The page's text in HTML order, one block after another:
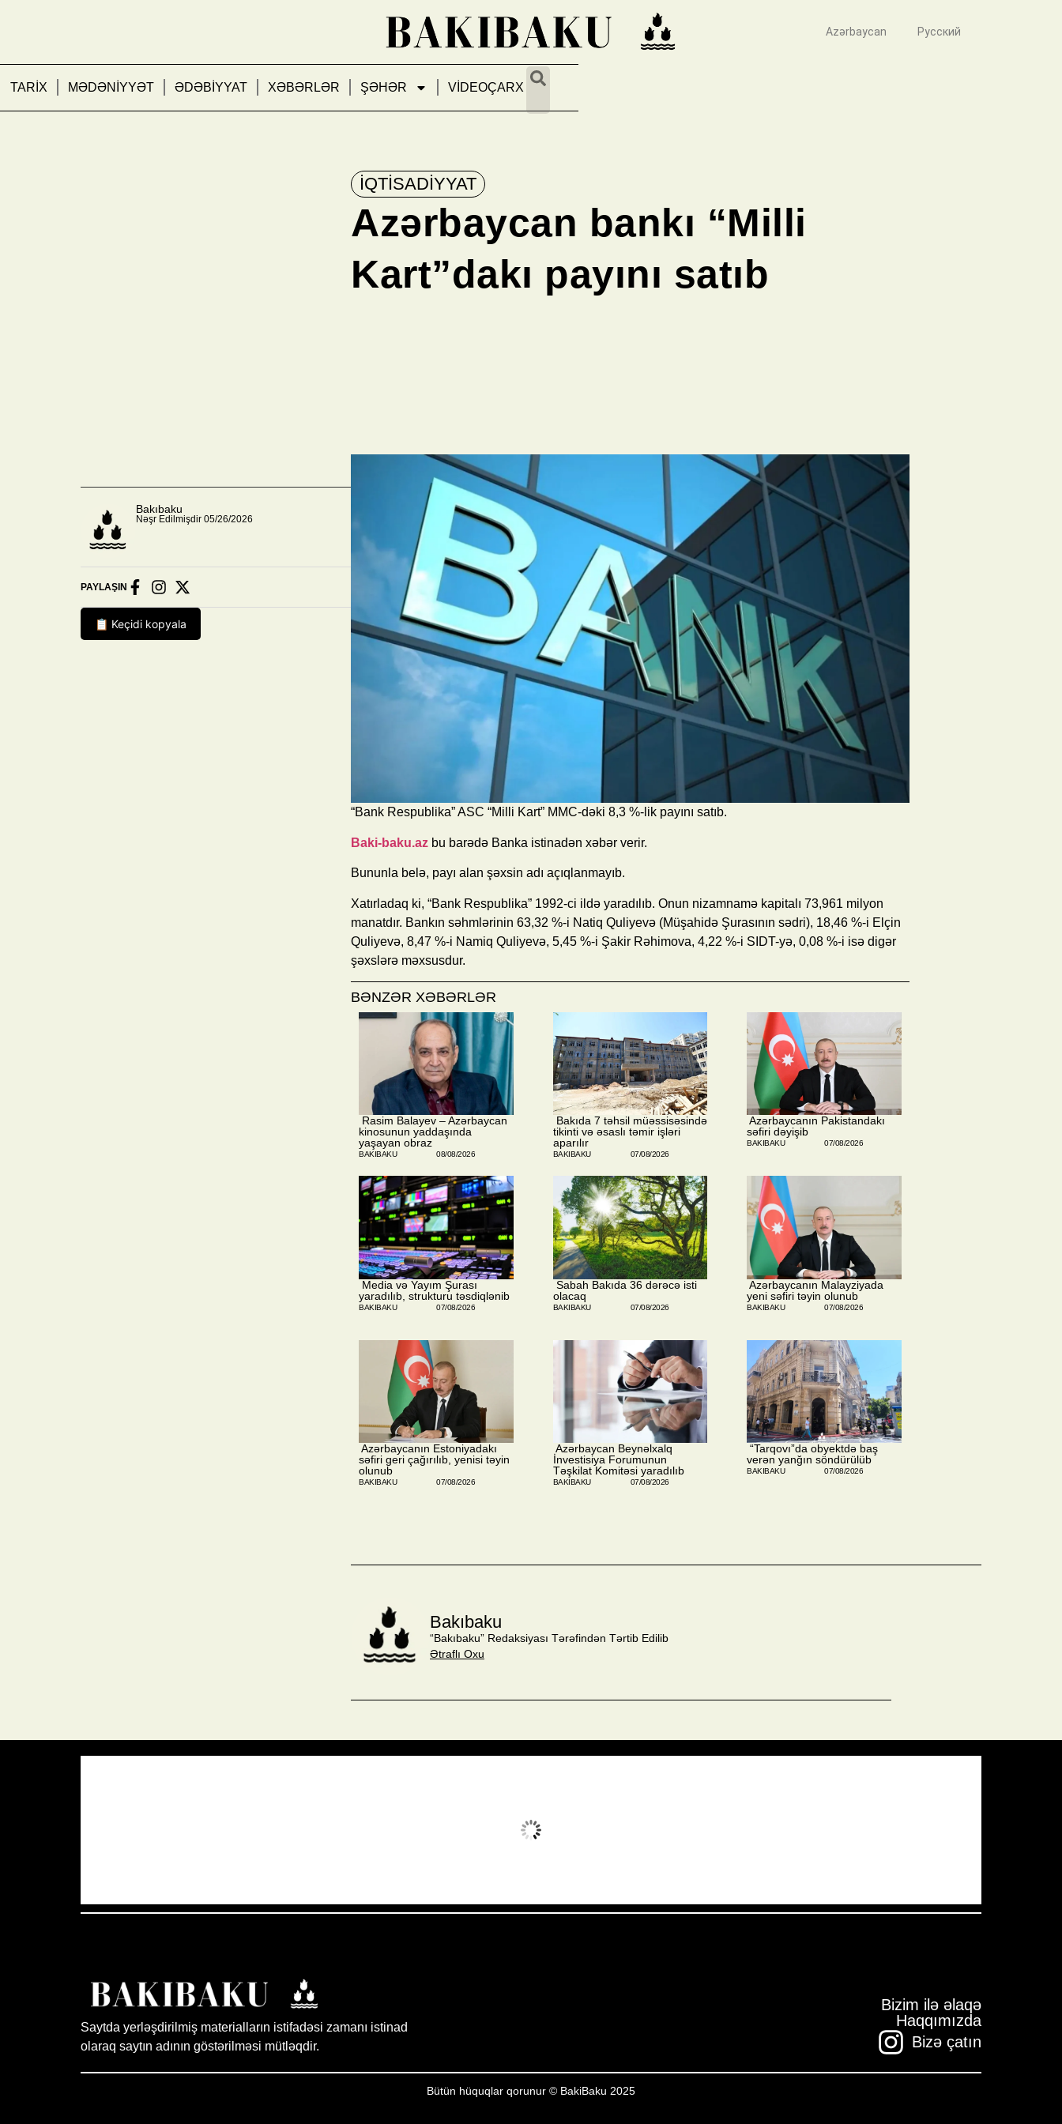
TARİX MƏDƏNİYYƏT ƏDƏBİYYAT XƏBƏRLƏR ŞƏHƏR VİDEOÇARX
Azərbaycan Русский
Bakıbaku
Nəşr Edilmişdir 05/26/2026
PAYLAŞIN
📋 Keçidi kopyala
İQTİSADİYYAT
Azərbaycan bankı “Milli
Kart”dakı payını satıb
“Bank Respublika” ASC “Milli Kart” MMC-dəki 8,3 %-lik payını satıb.
Baki-baku.az bu barədə Banka istinadən xəbər verir.
Bununla belə, payı alan şəxsin adı açıqlanmayıb.
Xatırladaq ki, “Bank Respublika” 1992-ci ildə yaradılıb. Onun nizamnamə kapitalı 73,961 milyon
manatdır. Bankın səhmlərinin 63,32 %-i Natiq Quliyevə (Müşahidə Şurasının sədri), 18,46 %-i Elçin
Quliyevə, 8,47 %-i Namiq Quliyevə, 5,45 %-i Şakir Rəhimova, 4,22 %-i SIDT-yə, 0,08 %-i isə digər
şəxslərə məxsusdur.
BƏNZƏR XƏBƏRLƏR
​ Rasim Balayev – Azərbaycan
kinosunun yaddaşında
yaşayan obraz
BAKIBAKU 08/08/2026
​ Bakıda 7 təhsil müəssisəsində
tikinti və əsaslı təmir işləri
aparılır
BAKIBAKU 07/08/2026
​ Azərbaycanın Pakistandakı
səfiri dəyişib
BAKIBAKU 07/08/2026
​ Media və Yayım Şurası
yaradılıb, strukturu təsdiqlənib
BAKIBAKU 07/08/2026
​ Sabah Bakıda 36 dərəcə isti
olacaq
BAKIBAKU 07/08/2026
​ Azərbaycanın Malayziyada
yeni səfiri təyin olunub
BAKIBAKU 07/08/2026
​ Azərbaycanın Estoniyadakı
səfiri geri çağırılıb, yenisi təyin
olunub
BAKIBAKU 07/08/2026
​ Azərbaycan Beynəlxalq
İnvestisiya Forumunun
Təşkilat Komitəsi yaradılıb
BAKIBAKU 07/08/2026
​ “Tarqovı”da obyektdə baş
verən yanğın söndürülüb
BAKIBAKU 07/08/2026
Bakıbaku
“Bakıbaku” Redaksiyası Tərəfindən Tərtib Edilib
Ətraflı Oxu
Saytda yerləşdirilmiş materialların istifadəsi zamanı istinad
olaraq saytın adının göstərilməsi mütləqdir.
Bizim ilə əlaqə
Haqqımızda
Bizə çatın
Bütün hüquqlar qorunur © BakiBaku 2025